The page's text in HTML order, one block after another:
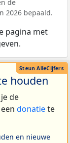
de
2026 bepaald.
pagina met
houden
de
donatiete
en nieuwe